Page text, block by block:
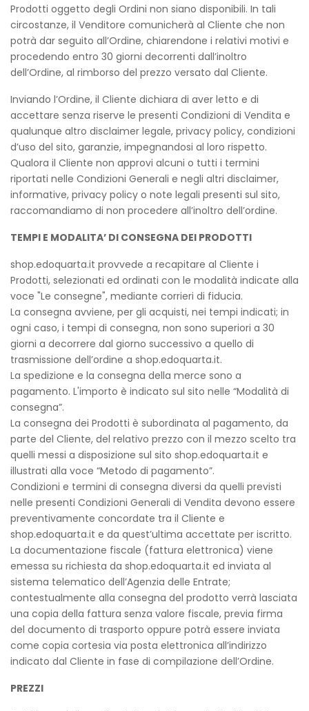
Prodotti oggetto degli Ordini non siano disponibili. In tali
circostanze, il Venditore comunicherà al Cliente che non
potrà dar seguito all’Ordine, chiarendone i relativi motivi e
procedendo entro 30 giorni decorrenti dall’inoltro
dell’Ordine, al rimborso del prezzo versato dal Cliente.
Inviando l’Ordine, il Cliente dichiara di aver letto e di
accettare senza riserve le presenti Condizioni di Vendita e
qualunque altro disclaimer legale, privacy policy, condizioni
d’uso del sito, garanzie, impegnandosi al loro rispetto.
Qualora il Cliente non approvi alcuni o tutti i termini
riportati nelle Condizioni Generali e negli altri disclaimer,
informative, privacy policy o note legali presenti sul sito,
raccomandiamo di non procedere all’inoltro dell’ordine.
TEMPI E MODALITA’ DI CONSEGNA DEI PRODOTTI
shop.edoquarta.it provvede a recapitare al Cliente i
Prodotti, selezionati ed ordinati con le modalità indicate alla
voce "Le consegne", mediante corrieri di fiducia.
La consegna avviene, per gli acquisti, nei tempi indicati; in
ogni caso, i tempi di consegna, non sono superiori a 30
giorni a decorrere dal giorno successivo a quello di
trasmissione dell’ordine a shop.edoquarta.it.
La spedizione e la consegna della merce sono a
pagamento. L'importo è indicato sul sito nelle “Modalità di
consegna”.
La consegna dei Prodotti è subordinata al pagamento, da
parte del Cliente, del relativo prezzo con il mezzo scelto tra
quelli messi a disposizione sul sito shop.edoquarta.it e
illustrati alla voce “Metodo di pagamento”.
Condizioni e termini di consegna diversi da quelli previsti
nelle presenti Condizioni Generali di Vendita devono essere
preventivamente concordate tra il Cliente e
shop.edoquarta.it e da quest’ultima accettate per iscritto.
La documentazione fiscale (fattura elettronica) viene
emessa su richiesta da shop.edoquarta.it ed inviata al
sistema telematico dell’Agenzia delle Entrate;
contestualmente alla consegna del prodotto verrà lasciata
una copia della fattura senza valore fiscale, previa firma
del documento di trasporto oppure potrà essere inviata
come copia cortesia via posta elettronica all’indirizzo
indicato dal Cliente in fase di compilazione dell’Ordine.
PREZZI